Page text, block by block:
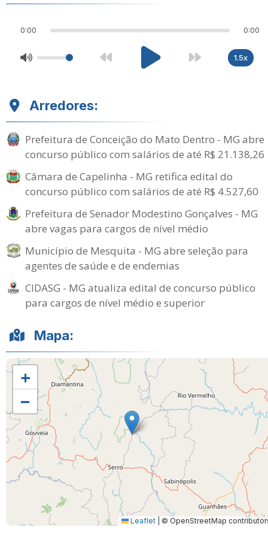
0:00 0:00
1.5x
Arredores:
Prefeitura de Conceição do Mato Dentro - MG abre
concurso público com salários de até R$ 21.138,26
Câmara de Capelinha - MG retifica edital do
concurso público com salários de até R$ 4.527,60
Prefeitura de Senador Modestino Gonçalves - MG
abre vagas para cargos de nível médio
Município de Mesquita - MG abre seleção para
agentes de saúde e de endemias
CIDASG - MG atualiza edital de concurso público
para cargos de nível médio e superior
Mapa:
+
−
Leaflet © OpenStreetMap